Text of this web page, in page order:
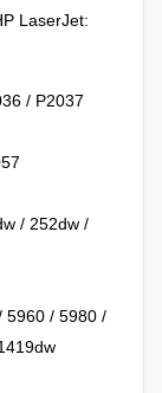
LaserJet:
/ P2037
/ 252dw /
5960 / 5980 /